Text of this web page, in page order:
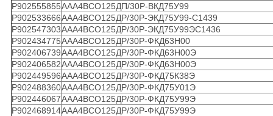
Р902555855ААА4ВСО125ДП/30Р-ВКД75У99
Р902533666ААА4ВСО125ДР/30Р-ЭКД75У99-С1439
Р902547303ААА4ВСО125ДР/30Р-ЭКД75У99ЭС1436
Р902434775ААА4ВСО125ДР/30Р-ФКД63Н00
Р902406739ААА4ВСО125ДР/30Р-ФКД63Н00Э
Р902406582ААА4ВСО125ДР/30Р-ФКД63Н00Э
Р902449596ААА4ВСО125ДР/30Р-ФКД75К38Э
Р902488360ААА4ВСО125ДР/30Р-ФКД75У01Э
Р902446067ААА4ВСО125ДР/30Р-ФКД75У99Э
Р902468914ААА4ВСО125ДР/30Р-ФКД75У99Э